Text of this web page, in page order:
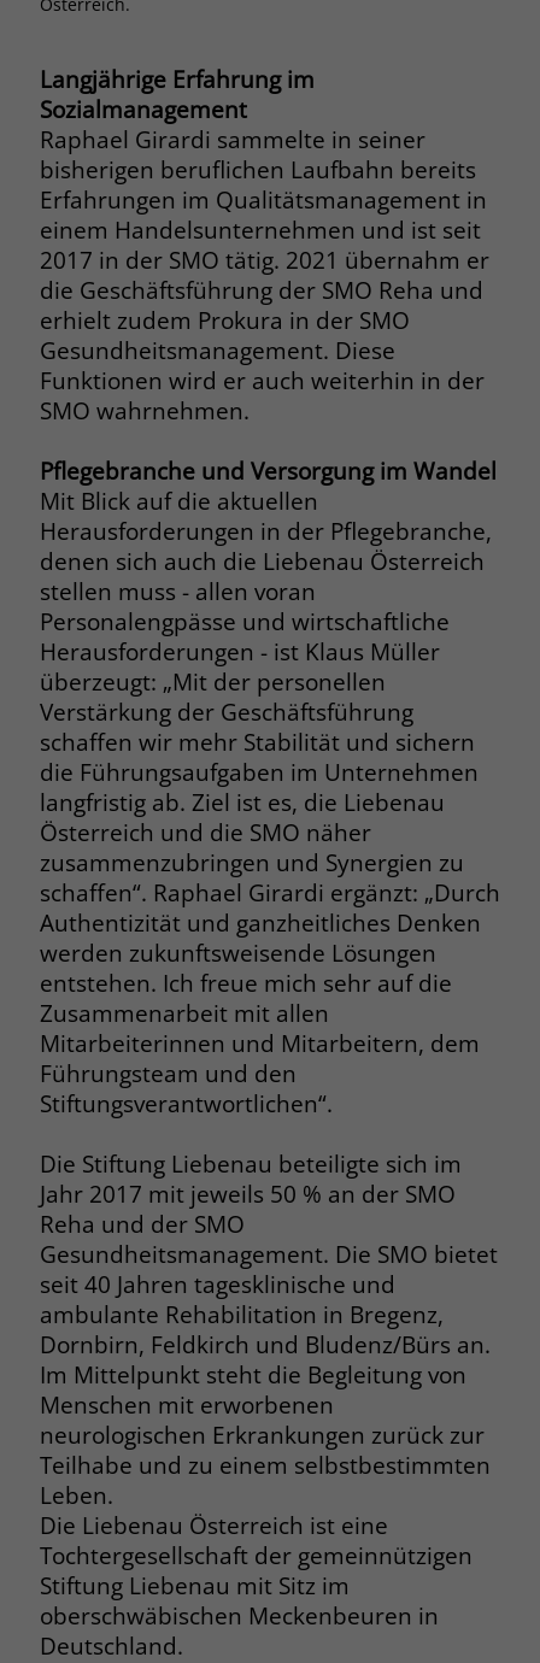
Langjährige Erfahrung im
Sozialmanagement
Raphael Girardi sammelte in seiner
bisherigen beruflichen Laufbahn bereits
Erfahrungen im Qualitätsmanagement in
einem Handelsunternehmen und ist seit
2017 in der SMO tätig. 2021 übernahm er
die Geschäftsführung der SMO Reha und
erhielt zudem Prokura in der SMO
Gesundheitsmanagement. Diese
Funktionen wird er auch weiterhin in der
SMO wahrnehmen.
Pflegebranche und Versorgung im Wandel
Mit Blick auf die aktuellen
Herausforderungen in der Pflegebranche,
denen sich auch die Liebenau Österreich
stellen muss - allen voran
Personalengpässe und wirtschaftliche
Herausforderungen - ist Klaus Müller
überzeugt: „Mit der personellen
Verstärkung der Geschäftsführung
schaffen wir mehr Stabilität und sichern
die Führungsaufgaben im Unternehmen
langfristig ab. Ziel ist es, die Liebenau
Österreich und die SMO näher
zusammenzubringen und Synergien zu
schaffen“. Raphael Girardi ergänzt: „Durch
Authentizität und ganzheitliches Denken
werden zukunftsweisende Lösungen
entstehen. Ich freue mich sehr auf die
Zusammenarbeit mit allen
Mitarbeiterinnen und Mitarbeitern, dem
Führungsteam und den
Stiftungsverantwortlichen“.
Die Stiftung Liebenau beteiligte sich im
Jahr 2017 mit jeweils 50 % an der SMO
Reha und der SMO
Gesundheitsmanagement. Die SMO bietet
seit 40 Jahren tagesklinische und
ambulante Rehabilitation in Bregenz,
Dornbirn, Feldkirch und Bludenz/Bürs an.
Im Mittelpunkt steht die Begleitung von
Menschen mit erworbenen
neurologischen Erkrankungen zurück zur
Teilhabe und zu einem selbstbestimmten
Leben.
Die Liebenau Österreich ist eine
Tochtergesellschaft der gemeinnützigen
Stiftung Liebenau mit Sitz im
oberschwäbischen Meckenbeuren in
Deutschland.
Anbieter stiftung-liebenau.de
Laufzeit Session
Zweck
Behält die Zustände des Benutzers bei
allen Seitenanfragen bei.
Name cookie_optin
Anbieter www.stiftung-liebenau.de
Laufzeit 1 Monat
Zweck
Behält die Zustimmung des Benutzers
zum Cookie Opt-In
Name __cf_bm
Anbieter .fonts.net
Laufzeit 30 Minuten
Zweck
This cookie, set by Cloudflare, is used to
support Cloudflare Bot Management.
Name JSessionID
Anbieter jobs.stiftung-liebenau.de
Laufzeit Session
Zweck
Behält die Zustände des Benutzers bei
allen Seitenanfragen bei.
Zweck
Dadurch wird gewährleistet, dass
Aktionen, die bei späteren Besuchen
derselben Website durchgeführt
werden, mit derselben
Benutzerkennung verknüpft werden.
Name _clsk
Anbieter www.clarity.ms
Laufzeit 1 Jahr
Zweck
Microsoft Clarity setzt dieses Cookie,
zu speichern und in einer einzigen
Sitzungsaufzeichnung
zusammenzufassen.
Name _gcl_au
Anbieter Google Ads
Laufzeit 90 Tage
Zweck Enthält eine zufallsgenerierte User-ID.
Name _gcl_aw
Anbieter Google Ads
Laufzeit 90 Tage
Zweck
Dieses Cookie wird gesetzt, wenn ein
User über einen Klick auf eine Google
Werbeanzeige auf die Website gelangt.
Es enthält Informationen darüber,
welche Werbeanzeige geklickt wurde,
sodass erzielte Erfolge wie z.B.
Anzeige zugewiesen werden können.
Name _gcl_dc
Anbieter Google Ads
Laufzeit 90 Tage
Zweck
Dieses Cookie wird gesetzt, wenn ein
User über einen Klick auf eine Google
Werbeanzeige auf die Website gelangt.
welche Werbeanzeige geklickt wurde,
sodass erzielte Erfolge wie z.B.
Bestellungen oder Kontaktanfragen der
Anzeige zugewiesen werden können.